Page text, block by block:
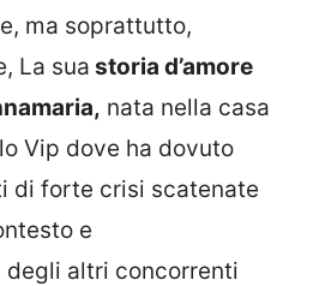
ma soprattutto,
La sua storia d’amore
nata nella casa
Vip dove ha dovuto
di forte crisi scatenate
e
degli altri concorrenti